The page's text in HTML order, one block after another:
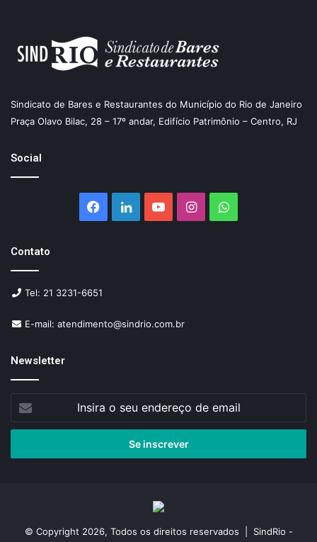
Sindicato de Bares e Restaurantes do Município do Rio de Janeiro
Praça Olavo Bilac, 28 – 17º andar, Edifício Patrimônio – Centro, RJ
Social
Facebook
LinkedinYouTubeInstagramWhatsApp
Contato
Tel: 21 3231-6651
E-mail: atendimento@sindrio.com.br
Newsletter
seu
de
© Copyright 2026, Todos os direitos reservados | SindRio -